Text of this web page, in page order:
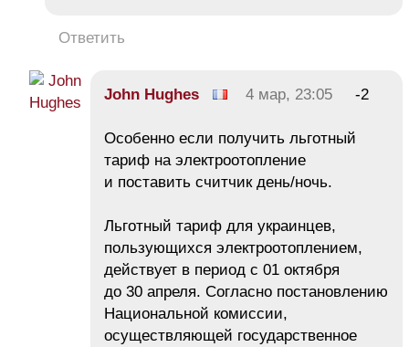
Ответить
John Hughes 4 мар, 23:05 -2
Особенно если получить льготный
тариф на электроотопление
и поставить считчик день/ночь.
Льготный тариф для украинцев,
пользующихся электроотоплением,
действует в период с 01 октября
до 30 апреля. Согласно постановлению
Национальной комиссии,
осуществляющей государственное